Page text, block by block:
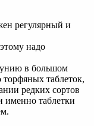
регулярный и
надо
в большом
торфяных таблеток,
редких сортов
именно таблетки